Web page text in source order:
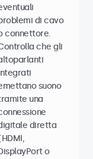
di cavo
connettore.
che gli
suono
una
diretta
o